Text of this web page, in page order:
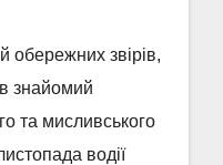
обережних звірів,
знайомий
та мисливського
водії